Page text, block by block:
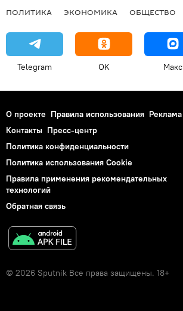
ПОЛИТИКА ЭКОНОМИКА ОБЩЕСТВО
Telegram OK Макс
О проекте Правила использования Реклама
Контакты Пресс-центр
Политика конфиденциальности
Политика использования Cookie
Правила применения рекомендательных
технологий
Обратная связь
© 2026 Sputnik Все права защищены. 18+